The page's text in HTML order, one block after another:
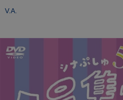
V.A.